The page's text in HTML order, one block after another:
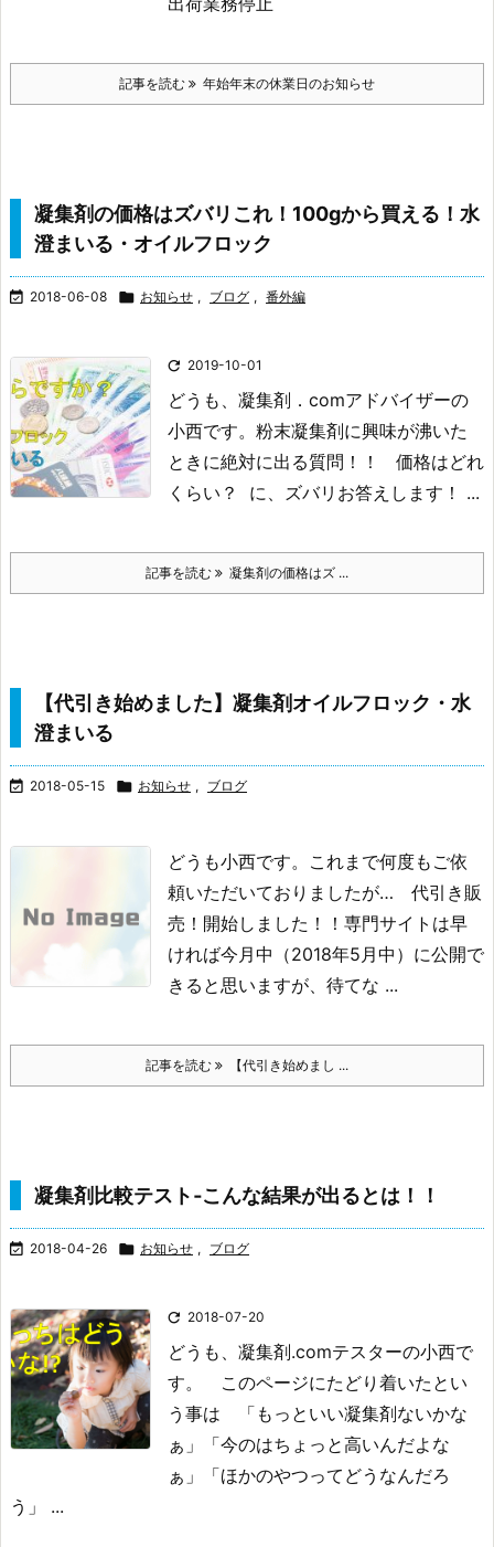
記事を読む 年始年末の休業日のお知らせ
凝集剤の価格はズバリこれ！100gから買える！水
澄まいる・オイルフロック
 2018-06-08  お知らせ , ブログ , 番外編
 2019-10-01
どうも、凝集剤．comアドバイザーの
小西です。 粉末凝集剤に興味が沸いた
ときに絶対に出る質問！！
価格はどれ
くらい？
に、 ズバリお答えします！ ...
記事を読む 凝集剤の価格はズ ...
【代引き始めました】凝集剤オイルフロック・水
澄まいる
 2018-05-15  お知らせ , ブログ
どうも小西です。 これまで何度もご依
頼いただいておりましたが…
代引き販
売！開始しました！！ 専門サイトは早
ければ今月中（2018年5月中）に公開で
きると思いますが、 待てな ...
記事を読む 【代引き始めまし ...
凝集剤比較テスト‐こんな結果が出るとは！！
 2018-04-26  お知らせ , ブログ
 2018-07-20
どうも、凝集剤.comテスターの小西で
す。
このページにたどり着いたとい
う事は
「もっといい凝集剤ないかな
ぁ」
「今のはちょっと高いんだよな
ぁ」
「ほかのやつってどうなんだろ
う」 ...